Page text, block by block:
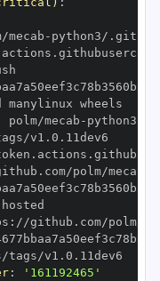
-
polm/mecab -
polm/mecab
: //github.com/polm/
:
'161192465'